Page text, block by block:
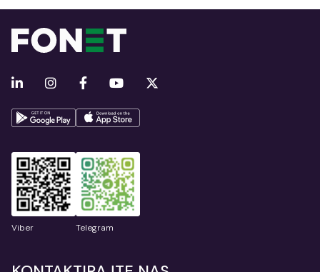
Viber Telegram